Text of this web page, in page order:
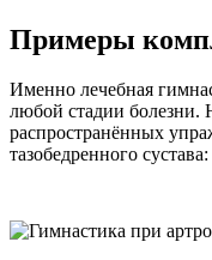
Примеры
Именно лечебная
любой стадии
распространённых
тазобедренного сустава: